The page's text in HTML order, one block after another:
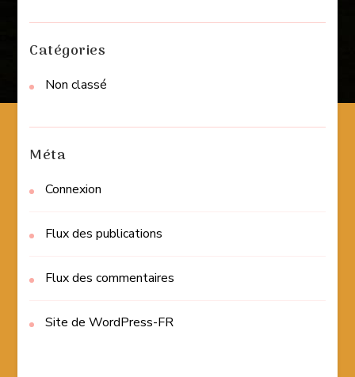
Catégories
Non classé
Méta
Connexion
Flux des publications
Flux des commentaires
Site de WordPress-FR